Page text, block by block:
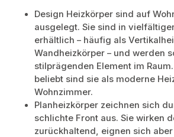
Design Heizkörper sind auf
ausgelegt. Sie sind in
erhältlich – häufig als
Wandheizkörper – und werden
stilprägenden Element im
beliebt sind sie als moderne
Wohnzimmer.
Planheizkörper zeichnen sich
schlichte Front aus. Sie wirken
zurückhaltend, eignen sich